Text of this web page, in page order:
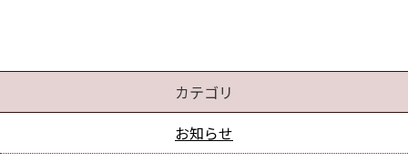
カテゴリ
お知らせ